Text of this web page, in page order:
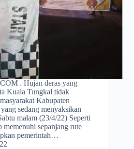
. Hujan deras yang
Kuala Tungkal tidak
Kabupaten
sedang menyaksikan
malam (23/4/22) Seperti
memenuhi sepanjang rute
pemerintah…